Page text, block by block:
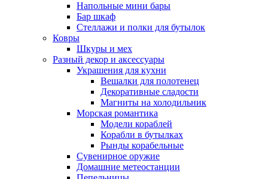
Напольные мини бары
Бар шкаф
Стеллажи и полки для бутылок
Ковры
Шкуры и мех
Разный декор и аксессуары
Украшения для кухни
Вешалки для полотенец
Декоративные сладости
Магниты на холодильник
Морская романтика
Модели кораблей
Корабли в бутылках
Рынды корабельные
Сувенирное оружие
Домашние метеостанции